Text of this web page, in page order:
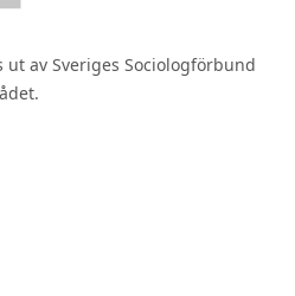
ut av Sveriges Sociologförbund